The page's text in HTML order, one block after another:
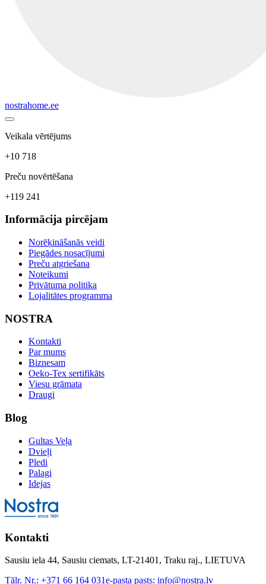
nostrahome.ee
Veikala vērtējums
+10 718
Preču novērtēšana
+119 241
Informācija pircējam
Norēķināšanās veidi
Piegādes nosacījumi
Preču atgriešana
Noteikumi
Privātuma politika
Lojalitātes programma
NOSTRA
Kontakti
Par mums
Biznesam
Oeko-Tex sertifikāts
Viesu grāmata
Draugi
Blog
Gultas Veļa
Dvieļi
Pledi
Palagi
Idejas
Kontakti
Sausiu iela 44, Sausiu ciemats, LT-21401, Traku raj., LIETUVA
Tālr. Nr.: +371 66 164 031e-pasta pasts: info@nostra.lv